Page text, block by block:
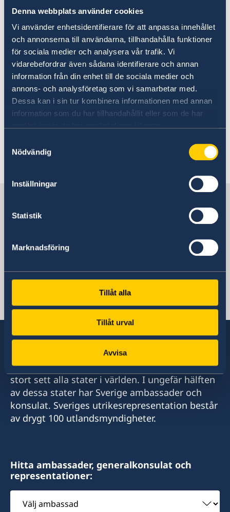
Denna webbplats använder cookies
Vi använder enhetsidentifierare för att anpassa innehållet
och annonserna till användarna, tillhandahålla funktioner
för sociala medier och analysera vår trafik. Vi
vidarebefordrar även sådana identifierare och annan
information från din enhet till de sociala medier och
annons- och analysföretag som vi samarbetar med.
Dessa kan i sin tur kombinera informationen med annan
information som du har tillhandahållit eller som de har
Nödvändig
Inställningar
Statistik
Marknadsföring
Tillåt alla
Tillåt urval
Avvisa
också viktigt att hålla sig informerad om
utvecklingen på vistelseorten och noga följa de
lokala myndigheternas anvisningar i
säkerhetsfrågor.
I händelse av terrordåd bör svenskar i landet
snarast anmäla sig till UD:s konsulära enhet
(UD KC) i Stockholm.
Benin, Stockholm
Svenska konsulat
Sverige har diplomatiska förbindelser med i
stort sett alla stater i världen. I ungefär hälften
av dessa stater har Sverige ambassader och
konsulat. Sveriges utrikesrepresentation består
av drygt 100 utlandsmyndigheter.
Hitta ambassader, generalkonsulat och
representationer:
Välj
ambassad